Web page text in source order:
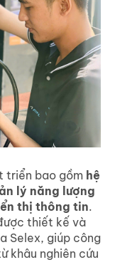
triển bao gồm hệ
lý năng lượng
thị thông tin.
thiết kế và
Selex, giúp công
khâu nghiên cứu